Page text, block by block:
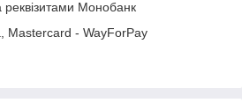
реквізитами Монобанк
Mastercard - WayForPay